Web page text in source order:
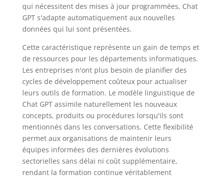
qui nécessitent des mises à jour programmées, Chat
GPT s'adapte automatiquement aux nouvelles
données qui lui sont présentées.
Cette caractéristique représente un gain de temps et
de ressources pour les départements informatiques.
Les entreprises n'ont plus besoin de planifier des
cycles de développement coûteux pour actualiser
leurs outils de formation. Le modèle linguistique de
Chat GPT assimile naturellement les nouveaux
concepts, produits ou procédures lorsqu'ils sont
mentionnés dans les conversations. Cette flexibilité
permet aux organisations de maintenir leurs
équipes informées des dernières évolutions
sectorielles sans délai ni coût supplémentaire,
rendant la formation continue véritablement